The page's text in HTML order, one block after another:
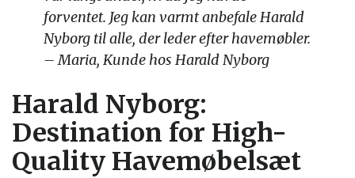
forventet. Jeg kan varmt anbefale Harald
Nyborg til alle, der leder efter havemøbler.
– Maria, Kunde hos Harald Nyborg
Harald Nyborg:
Destination for High-
Quality Havemøbelsæt